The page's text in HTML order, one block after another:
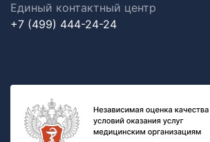
Единый контактный центр
+7 (499) 444-24-24